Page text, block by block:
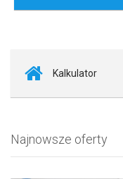
Kalkulator
Najnowsze oferty